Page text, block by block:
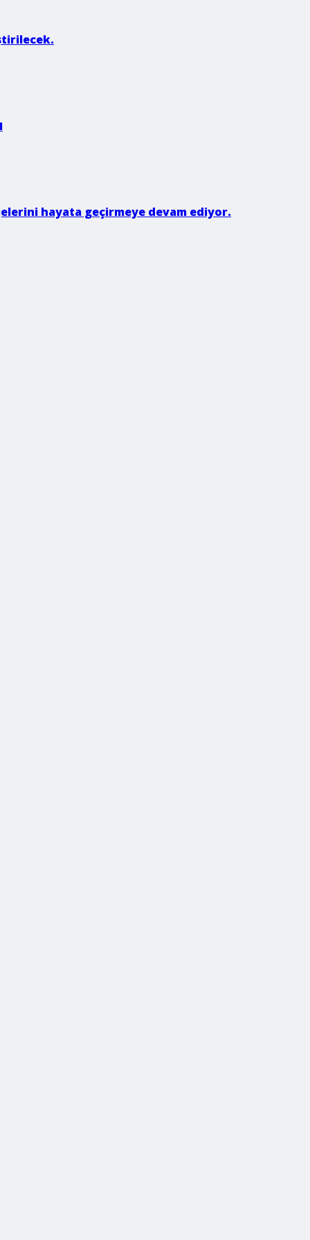
hayata geçirmeye devam ediyor.